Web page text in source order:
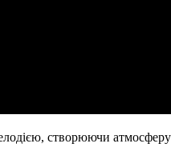
створюючи